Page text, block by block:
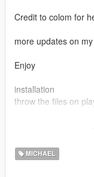
Credit to colom for
more updates on
Enjoy
installation
throw the files on
0.0.1 beta clothes
MICHAEL